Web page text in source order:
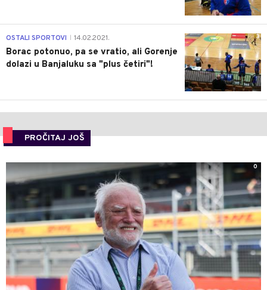
3
OSTALI SPORTOVI 14.02.2021.
Borac potonuo, pa se vratio, ali Gorenje
dolazi u Banjaluku sa "plus četiri"!
PROČITAJ JOŠ
0